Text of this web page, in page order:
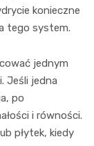
konieczne
tego system.
jednym
Jeśli jedna
po
i równości.
płytek, kiedy